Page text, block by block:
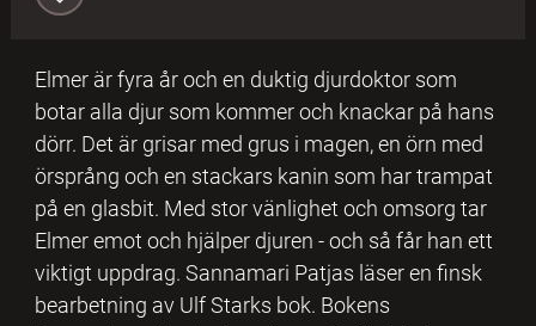
Elmer är fyra år och en duktig djurdoktor som
botar alla djur som kommer och knackar på hans
dörr. Det är grisar med grus i magen, en örn med
örsprång och en stackars kanin som har trampat
på en glasbit. Med stor vänlighet och omsorg tar
Elmer emot och hjälper djuren - och så får han ett
viktigt uppdrag. Sannamari Patjas läser en finsk
bearbetning av Ulf Starks bok. Bokens